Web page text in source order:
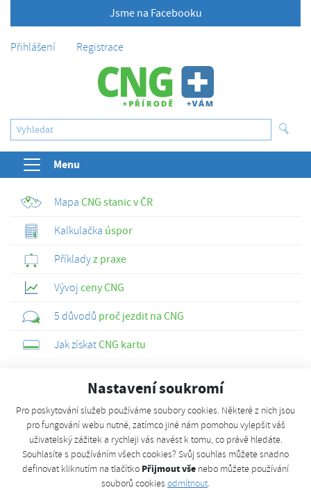
Nastavení soukromí
Pro poskytování služeb používáme soubory cookies. Některé z nich jsou
pro fungování webu nutné, zatímco jiné nám pomohou vylepšit váš
uživatelský zážitek a rychleji vás navést k tomu, co právě hledáte.
Souhlasíte s používáním všech cookies? Svůj souhlas můžete snadno
definovat kliknutím na tlačítko Přijmout vše nebo můžete používání
souborů cookies odmítnout.
Jsme na Facebooku
Přihlášení Registrace
Menu
Mapa CNG stanic v ČR
Kalkulačka úspor
Příkladyz praxe
Vývoj ceny CNG
5 důvodů proč jezdit na CNG
Jak získatCNG kartu
Možnosti
Uživatelský profil
E-mail